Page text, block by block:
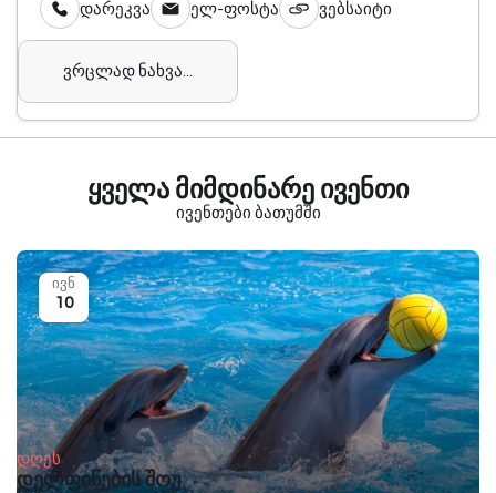
დარეკვა ელ-ფოსტა ვებსაიტი
ვრცლად ნახვა...
ყველა მიმდინარე ივენთი
ივენთები ბათუმში
დღეს
დელფინების შოუ
ივნ
10